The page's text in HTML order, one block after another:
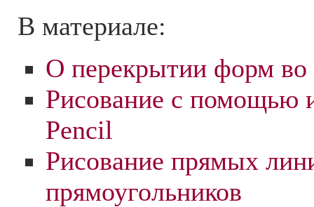
В материале:
О перекрытии форм во
Рисование с помощью
Pencil
Рисование прямых
прямоугольников